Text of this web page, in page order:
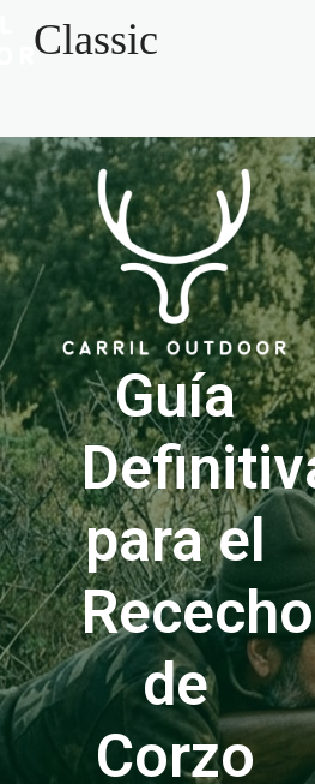
Classic
Guía
para el
Rececho
de
Corzo